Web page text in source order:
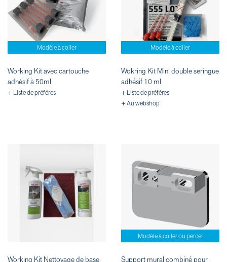
Modèle à coller
Working Kit avec cartouche
adhésif à 50ml
+ Liste de préféres
Modèle à coller
Wokring Kit Mini double seringue
adhésif 10 ml
+ Liste de préféres
+ Au webshop
Working Kit Nettoyage de base
Modèle à coller ou percer
Support mural combiné pour